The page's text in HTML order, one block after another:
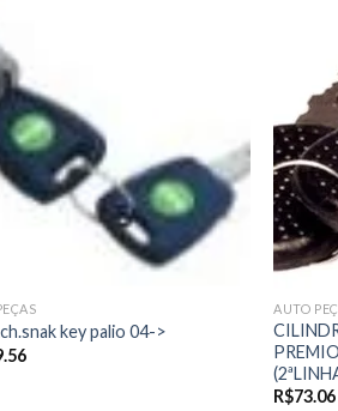
key palio 04->
AUTO
R$73.06